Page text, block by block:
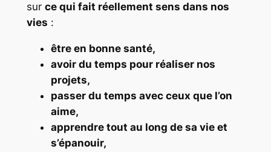
sur ce qui fait réellement sens dans nos
vies :
être en bonne santé,
avoir du temps pour réaliser nos
projets,
passer du temps avec ceux que l’on
aime,
apprendre tout au long de sa vie et
s’épanouir,